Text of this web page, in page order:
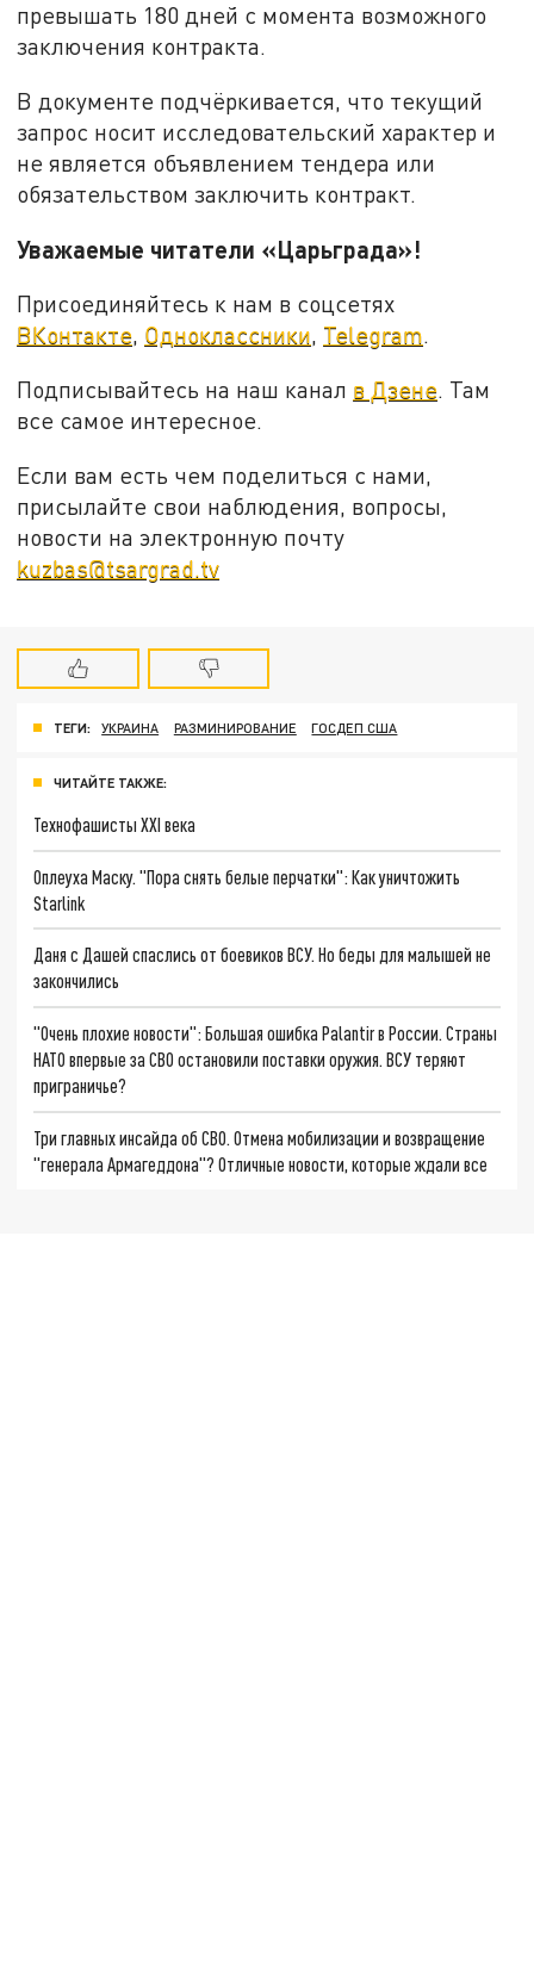
превышать 180 дней с момента возможного
заключения контракта.
В документе подчёркивается, что текущий
запрос носит исследовательский характер и
не является объявлением тендера или
обязательством заключить контракт.
Уважаемые читатели «Царьграда»!
Присоединяйтесь к нам в соцсетях
ВКонтакте, Одноклассники, Telegram.
Подписывайтесь на наш канал в Дзене. Там
все самое интересное.
Если вам есть чем поделиться с нами,
присылайте свои наблюдения, вопросы,
новости на электронную почту
kuzbas@tsargrad.tv
ТЕГИ: УКРАИНА РАЗМИНИРОВАНИЕ ГОСДЕП США
ЧИТАЙТЕ ТАКЖЕ:
Технофашисты XXI века
Оплеуха Маску. "Пора снять белые перчатки": Как уничтожить
Starlink
Даня с Дашей спаслись от боевиков ВСУ. Но беды для малышей не
закончились
"Очень плохие новости": Большая ошибка Palantir в России. Страны
НАТО впервые за СВО остановили поставки оружия. ВСУ теряют
приграничье?
Три главных инсайда об СВО. Отмена мобилизации и возвращение
"генерала Армагеддона"? Отличные новости, которые ждали все